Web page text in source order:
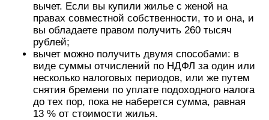
вычет. Если вы купили жилье с женой на
правах совместной собственности, то и она, и
вы обладаете правом получить 260 тысяч
рублей;
вычет можно получить двумя способами: в
виде суммы отчислений по НДФЛ за один или
несколько налоговых периодов, или же путем
снятия бремени по уплате подоходного налога
до тех пор, пока не наберется сумма, равная
13 % от стоимости жилья.